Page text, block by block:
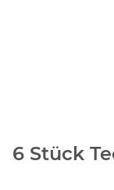
6 Stück